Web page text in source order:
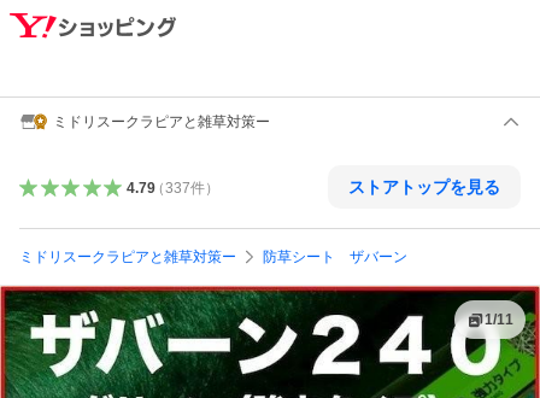
ミドリスークラピアと雑草対策ー
4.79（337件） ストアトップを見る
ミドリスークラピアと雑草対策ー 防草シート ザバーン
1/11